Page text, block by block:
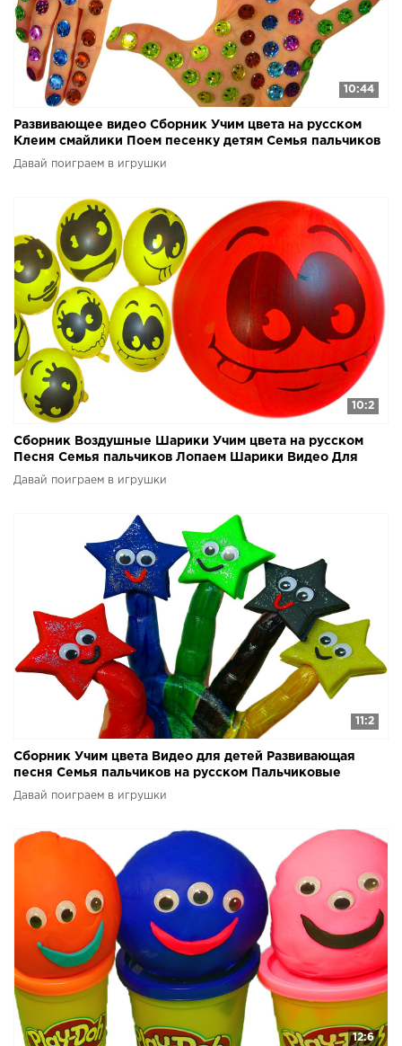
10:44
Развивающее видео Сборник Учим цвета на русском
Клеим смайлики Поем песенку детям Семья пальчиков
Давай поиграем в игрушки
10:2
Сборник Воздушные Шарики Учим цвета на русском
Песня Семья пальчиков Лопаем Шарики Видео Для
детей
Давай поиграем в игрушки
11:2
Сборник Учим цвета Видео для детей Развивающая
песня Семья пальчиков на русском Пальчиковые
краски
Давай поиграем в игрушки
12:6